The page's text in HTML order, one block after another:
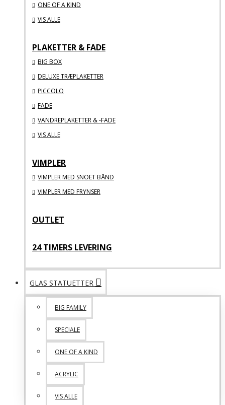
ONE OF A KIND
VIS ALLE
PLAKETTER & FADE
BIG BOX
DELUXE TRÆPLAKETTER
PICCOLO
FADE
VANDREPLAKETTER & -FADE
VIS ALLE
VIMPLER
VIMPLER MED SNOET BÅND
VIMPLER MED FRYNSER
OUTLET
24 TIMERS LEVERING
GLAS STATUETTER
BIG FAMILY
SPECIALE
ONE OF A KIND
ACRYLIC
VIS ALLE